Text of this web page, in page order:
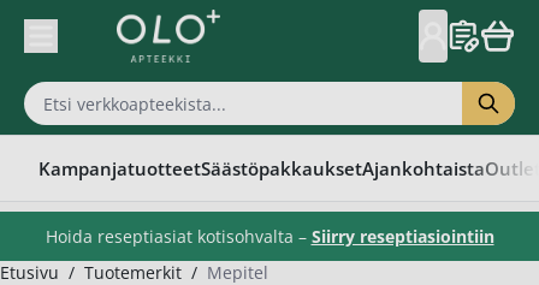
Skip to Content
KampanjatuotteetSäästöpakkauksetAjankohtaista
Hoida reseptiasiat kotisohvalta – Siirry reseptiasiointiin
Etusivu / Tuotemerkit / Mepitel